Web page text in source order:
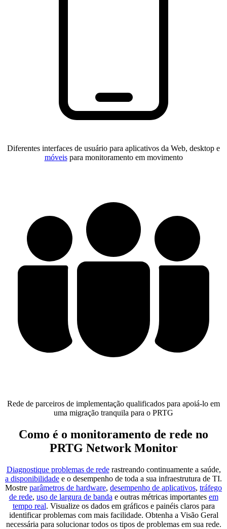
Diferentes interfaces de usuário para aplicativos da Web, desktop e
móveispara monitoramento em movimento
Rede de parceiros de implementação qualificados para apoiá-lo em
uma migração tranquila para o PRTG
Como é o monitoramento de rede no
PRTG Network Monitor
Diagnostique problemas de rederastreando continuamente a saúde,
a disponibilidade e o desempenho de toda a sua infraestrutura de TI.
Mostre parâmetros de hardware, desempenho de aplicativos, tráfego
de rede, uso de largura de banda e outras métricas importantes em
tempo real. Visualize os dados em gráficos e painéis claros para
identificar problemas com mais facilidade. Obtenha a Visão Geral
necessária para solucionar todos os tipos de problemas em sua rede.